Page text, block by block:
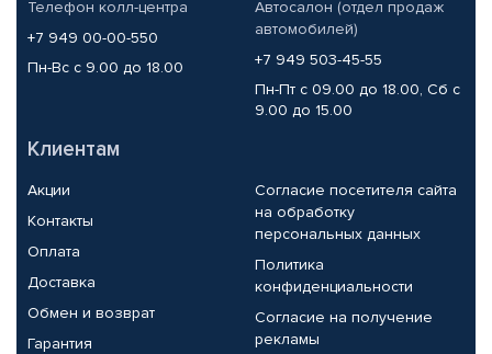
Телефон колл-центра
+7 949 00-00-550
Пн-Вс с 9.00 до 18.00
Автосалон (отдел продаж
автомобилей)
+7 949 503-45-55
Пн-Пт с 09.00 до 18.00, Сб с
9.00 до 15.00
Клиентам
Акции
Контакты
Оплата
Доставка
Обмен и возврат
Гарантия
Согласие посетителя сайта
на обработку
персональных данных
Политика
конфиденциальности
Согласие на получение
рекламы